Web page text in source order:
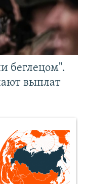
беглецом".
выплат